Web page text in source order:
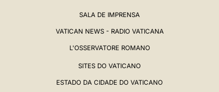
SALA DE IMPRENSA
VATICAN NEWS - RADIO VATICANA
L'OSSERVATORE ROMANO
SITES DO VATICANO
ESTADO DA CIDADE DO VATICANO